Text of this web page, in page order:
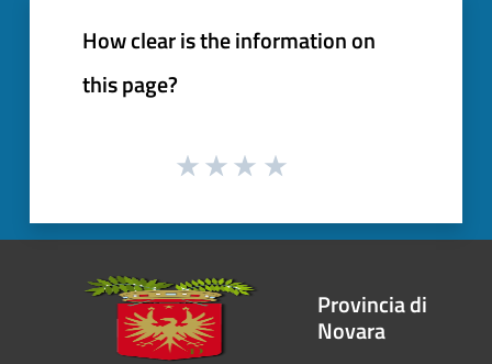
How clear is the information on
this page?
Provincia di
Novara